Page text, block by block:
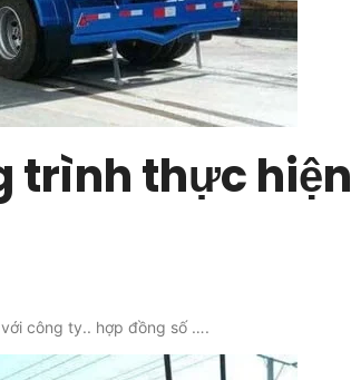
trình thực hiện
công ty.. hợp đồng số ….